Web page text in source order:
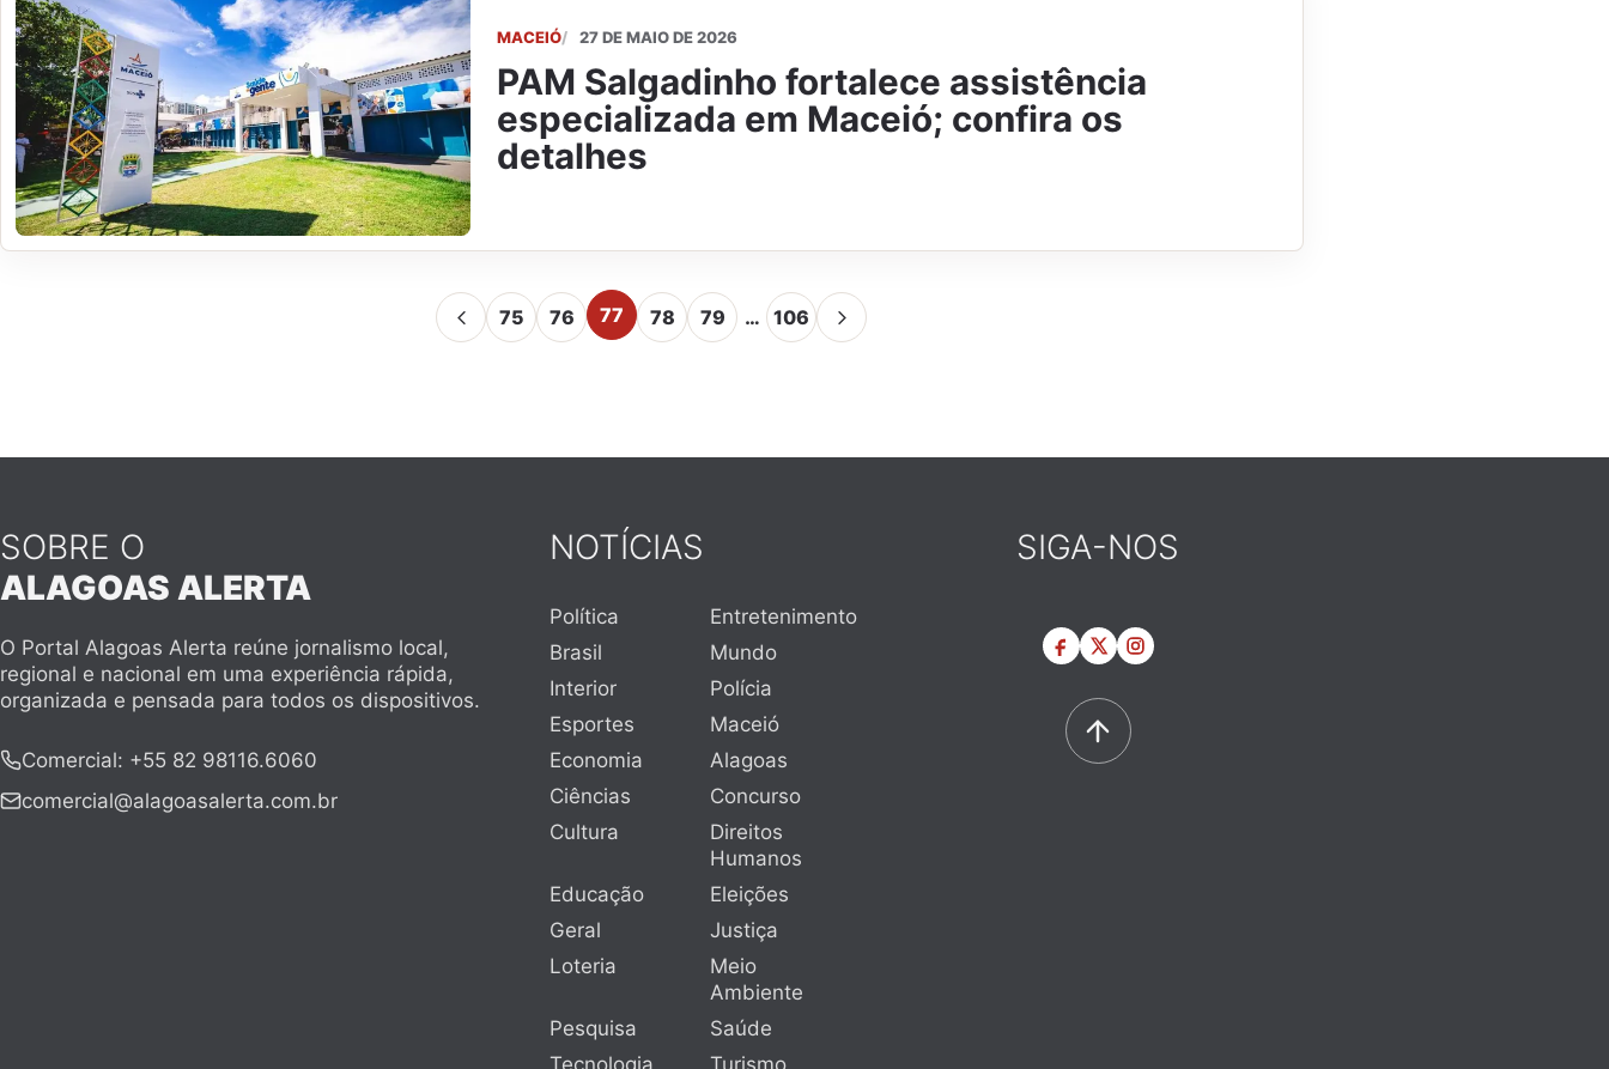
MACEIÓ 27 DE MAIO DE 2026
PAM Salgadinho fortalece assistência
especializada em Maceió; confira os
detalhes
75 76 77 78 79 … 106
SOBRE O
ALAGOAS ALERTA
O Portal Alagoas Alerta reúne jornalismo local,
regional e nacional em uma experiência rápida,
organizada e pensada para todos os dispositivos.
Comercial: +55 82 98116.6060
comercial@alagoasalerta.com.br
NOTÍCIAS
Política
Entretenimento
Brasil
Mundo
Interior
Polícia
Esportes
Maceió
Economia
Alagoas
Ciências
Concurso
Cultura
Direitos
Humanos
Educação
Eleições
Geral
Justiça
Loteria
Meio
Ambiente
Pesquisa
Saúde
Tecnologia
Turismo
SIGA-NOS